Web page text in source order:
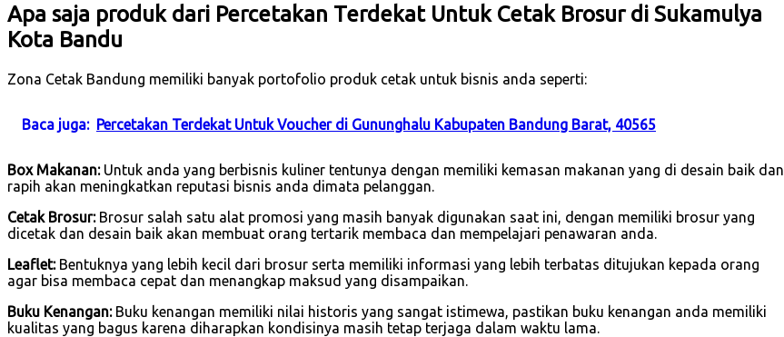
Apa saja produk dari Percetakan Terdekat Untuk Cetak Brosur di Sukamulya
Kota Bandu
Zona Cetak Bandung memiliki banyak portofolio produk cetak untuk bisnis anda seperti:
Baca juga: Percetakan Terdekat Untuk Voucher di Gununghalu Kabupaten Bandung Barat, 40565
Box Makanan:Untuk anda yang berbisnis kuliner tentunya dengan memiliki kemasan makanan yang di desain baik dan
rapih akan meningkatkan reputasi bisnis anda dimata pelanggan.
Cetak Brosur:Brosur salah satu alat promosi yang masih banyak digunakan saat ini, dengan memiliki brosur yang
dicetak dan desain baik akan membuat orang tertarik membaca dan mempelajari penawaran anda.
Leaflet:Bentuknya yang lebih kecil dari brosur serta memiliki informasi yang lebih terbatas ditujukan kepada orang
agar bisa membaca cepat dan menangkap maksud yang disampaikan.
Buku Kenangan:Buku kenangan memiliki nilai historis yang sangat istimewa, pastikan buku kenangan anda memiliki
kualitas yang bagus karena diharapkan kondisinya masih tetap terjaga dalam waktu lama.